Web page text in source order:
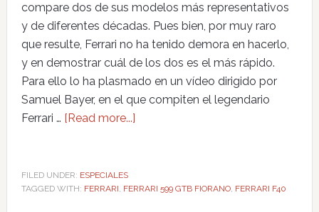
compare dos de sus modelos más representativos
y de diferentes décadas. Pues bien, por muy raro
que resulte, Ferrari no ha tenido demora en hacerlo,
y en demostrar cuál de los dos es el más rápido.
Para ello lo ha plasmado en un vídeo dirigido por
Samuel Bayer, en el que compiten el legendario
Ferrari … [Read more...]
FILED UNDER: ESPECIALES
TAGGED WITH: FERRARI, FERRARI 599 GTB FIORANO, FERRARI F40